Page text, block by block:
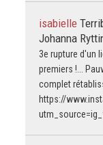
isabielle
Johanna
3e rupture d'un
premiers !...
complet
https://